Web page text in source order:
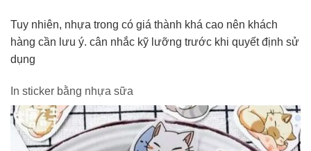
Tuy nhiên, nhựa trong có giá thành khá cao nên khách
hàng cần lưu ý. cân nhắc kỹ lưỡng trước khi quyết định sử
dụng
In sticker bằng nhựa sữa